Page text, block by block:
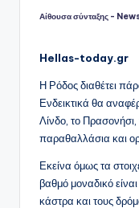
Συγγραφέας:
Αίθουσα σύνταξης -
Hellas-today.gr
Η Ρόδος διαθέτει
Ενδεικτικά θα
Λίνδο, το Πρασονήσι,
παραθαλλάσια και
Εκείνα όμως τα
βαθμό μοναδικό
κάστρα και τους